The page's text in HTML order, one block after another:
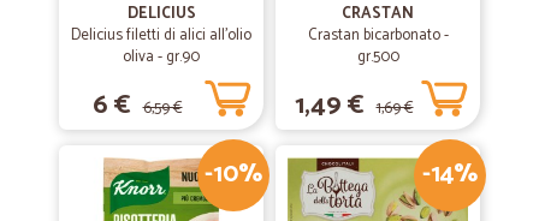
DELICIUS
Delicius filetti di alici all'olio
oliva - gr.90
6 € 6,59 €
CRASTAN
Crastan bicarbonato -
gr.500
1,49 € 1,69 €
-10% -14%